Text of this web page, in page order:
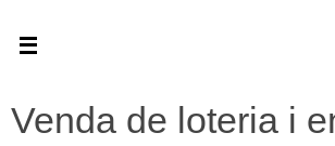
Venda de loteria i